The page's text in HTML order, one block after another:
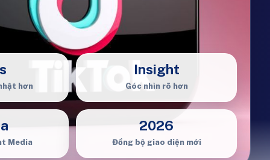
hơn
Insight
Góc nhìn rõ hơn
Media
2026
Đồng bộ giao diện mới